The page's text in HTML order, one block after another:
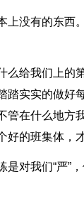
没有的东西
么给我们上的
踏实实的做好
管在什么地方
的班集体，
对我们“严”